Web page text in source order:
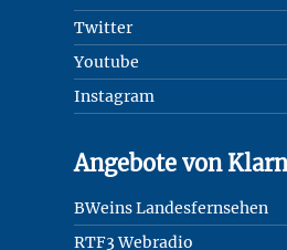
Twitter
Youtube
Instagram
Angebote von
BWeins Landesfernsehen
RTF3 Webradio